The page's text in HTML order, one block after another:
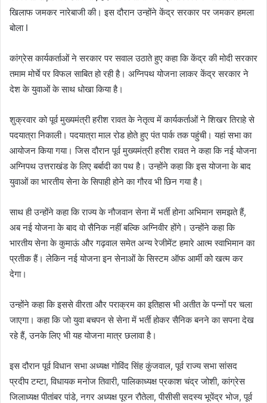
खिलाफ जमकर नारेबाजी की। इस दौरान उन्होंने केंद्र सरकार पर जमकर हमला
बोला I
कांग्रेस कार्यकर्ताओं ने सरकार पर सवाल उठाते हुए कहा कि केंद्र की मोदी सरकार
तमाम मोर्चे पर विफल साबित हो रही है। अग्निपथ योजना लाकर केंद्र सरकार ने
देश के युवाओं के साथ धोखा किया है।
शुक्रवार को पूर्व मुख्यमंत्री हरीश रावत के नेतृत्व में कार्यकर्ताओं ने शिखर तिराहे से
पदयात्रा निकाली। पदयात्रा माल रोड होते हुए पंत पार्क तक पहुंची। यहां सभा का
आयोजन किया गया। जिस दौरान पूर्व मुख्यमंत्री हरीश रावत ने कहा कि नई योजना
अग्निपथ उत्तराखंड के लिए बर्बादी का पथ है। उन्होंने कहा कि इस योजना के बाद
युवाओं का भारतीय सेना के सिपाही होने का गौरव भी छिन गया है।
साथ ही उन्होंने कहा कि राज्य के नौजवान सेना में भर्ती होना अभिमान समझते हैं,
अब नई योजना के बाद वो सैनिक नहीं बल्कि अग्निवीर होंगे। उन्होंने कहा कि
भारतीय सेना के कुमाऊं और गढ़वाल समेत अन्य रेजीमेंट हमारे आत्म स्वाभिमान का
प्रतीक हैं। लेकिन नई योजना इन सेनाओं के सिस्टम ऑफ आर्मी को खत्म कर
देगा।
उन्होंने कहा कि इससे वीरता और पराक्रम का इतिहास भी अतीत के पन्नों पर चला
जाएगा। कहा कि जो युवा बचपन से सेना में भर्ती होकर सैनिक बनने का सपना देख
रहे हैं, उनके लिए भी यह योजना मात्र छलावा है।
इस दौरान पूर्व विधान सभा अध्यक्ष गोविंद सिंह कुंजवाल, पूर्व राज्य सभा सांसद
प्रदीप टम्टा, विधायक मनोज तिवारी, पालिकाध्यक्ष प्रकाश चंद्र जोशी, कांग्रेस
जिलाध्यक्ष पीतांबर पांडे, नगर अध्यक्ष पूरन रौतेला, पीसीसी सदस्य भूपेंद्र भोज, पूर्व